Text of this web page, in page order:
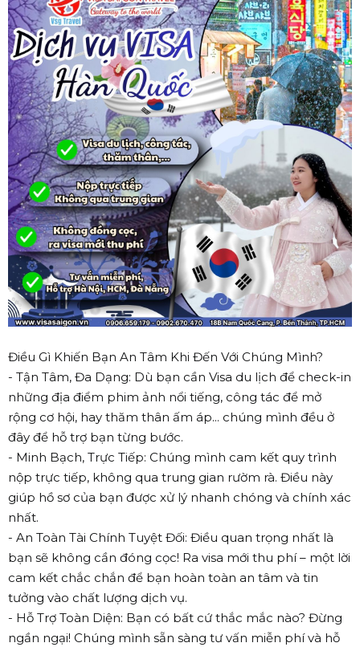
Điều Gì Khiến Bạn An Tâm Khi Đến Với Chúng Mình?
- Tận Tâm, Đa Dạng: Dù bạn cần Visa du lịch để check-in
những địa điểm phim ảnh nổi tiếng, công tác để mở
rộng cơ hội, hay thăm thân ấm áp... chúng mình đều ở
đây để hỗ trợ bạn từng bước.
- Minh Bạch, Trực Tiếp: Chúng mình cam kết quy trình
nộp trực tiếp, không qua trung gian rườm rà. Điều này
giúp hồ sơ của bạn được xử lý nhanh chóng và chính xác
nhất.
- An Toàn Tài Chính Tuyệt Đối: Điều quan trọng nhất là
bạn sẽ không cần đóng cọc! Ra visa mới thu phí – một lời
cam kết chắc chắn để bạn hoàn toàn an tâm và tin
tưởng vào chất lượng dịch vụ.
- Hỗ Trợ Toàn Diện: Bạn có bất cứ thắc mắc nào? Đừng
ngần ngại! Chúng mình sẵn sàng tư vấn miễn phí và hỗ